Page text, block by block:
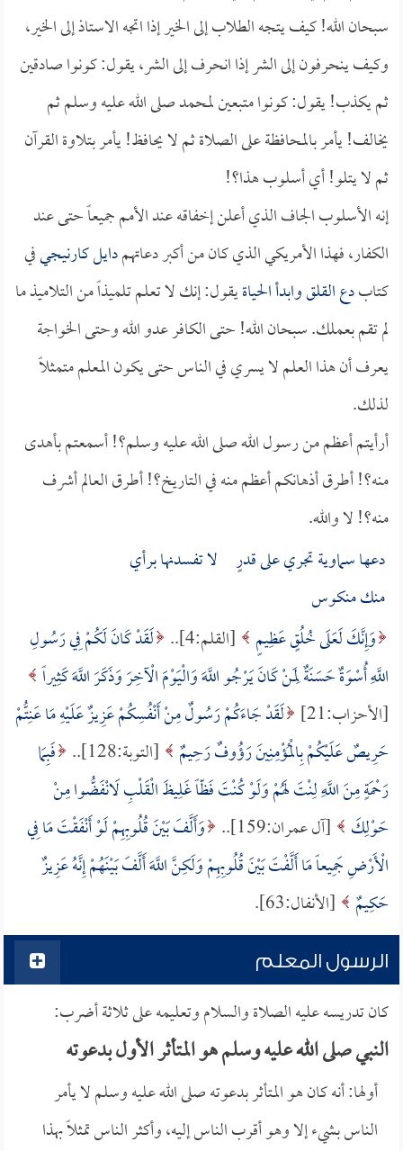
سبحان الله! كيف يتجه الطلاب إلى الخير إذا اتجه الاستاذ إلى الخير،
وكيف ينحرفون إلى الشر إذا انحرف إلى الشر، يقول: كونوا صادقين
ثم يكذب! يقول: كونوا متبعين لمحمد صلى الله عليه وسلم ثم
يخالف! يأمر بالمحافظة على الصلاة ثم لا يحافظ! يأمر بتلاوة القرآن
ثم لا يتلو! أي أسلوب هذا؟!
إنه الأسلوب الجاف الذي أعلن إخفاقه عند الأمم جميعاً حتى عند
الكفار، فهذا الأمريكي الذي كان من أكبر دعاتهمدايل كارنيجيفي
كتابدع القلق وابدأ الحياةيقول: إنك لا تعلم تلميذاً من التلاميذ ما
لم تقم بعملك. سبحان الله! حتى الكافر عدو الله وحتى الخواجة
يعرف أن هذا العلم لا يسري في الناس حتى يكون المعلم متمثلاً
لذلك.
أرأيتم أعظم من رسول الله صلى الله عليه وسلم؟! أسمعتم بأهدى
منه؟! أطرق أذهانكم أعظم منه في التاريخ؟! أطرق العالم أشرف
منه؟! لا والله.
دعها سماوية تجري على قدرٍ لا تفسدنها برأي
منك منكوس
وَإِنَّكَ لَعَلَى خُلُقٍ عَظِيمٍ
[القلم:4]..
لَقَدْ كَانَ لَكُمْ فِي رَسُولِ
اللَّهِ أُسْوَةٌ حَسَنَةٌ لِمَنْ كَانَ يَرْجُو اللَّهَ وَالْيَوْمَ الْآخِرَ وَذَكَرَ اللَّهَ كَثِيراً
[الأحزاب:21]
لَقَدْ جَاءَكُمْ رَسُولٌ مِنْ أَنْفُسِكُمْ عَزِيزٌ عَلَيْهِ مَا عَنِتُّمْ
حَرِيصٌ عَلَيْكُمْ بِالْمُؤْمِنِينَ رَؤُوفٌ رَحِيمٌ
[التوبة:128]..
فَبِمَا
رَحْمَةٍ مِنَ اللَّهِ لِنْتَ لَهُمْ وَلَوْ كُنْتَ فَظّاً غَلِيظَ الْقَلْبِ لَانْفَضُّوا مِنْ
حَوْلِكَ
[آل عمران:159]..
وَأَلَّفَ بَيْنَ قُلُوبِهِمْ لَوْ أَنْفَقْتَ مَا فِي
الْأَرْضِ جَمِيعاً مَا أَلَّفْتَ بَيْنَ قُلُوبِهِمْ وَلَكِنَّ اللَّهَ أَلَّفَ بَيْنَهُمْ إِنَّهُ عَزِيزٌ
حَكِيمٌ
[الأنفال:63].
الرسول المعلم
كان تدريسه عليه الصلاة والسلام وتعليمه على ثلاثة أضرب:
النبي صلى الله عليه وسلم هو المتأثر الأول بدعوته
أولها: أنه كان هو المتأثر بدعوته صلى الله عليه وسلم لا يأمر
الناس بشيء إلا وهو أقرب الناس إليه، وأكثر الناس تمثلاً بهذا